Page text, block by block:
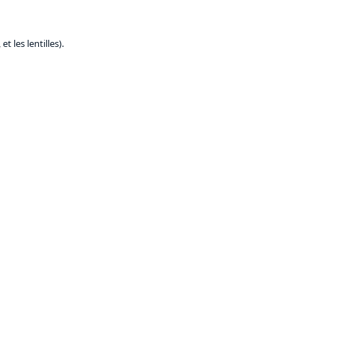
les lentilles).